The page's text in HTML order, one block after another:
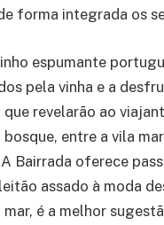
forma integrada os
espumante
pela vinha e a
que revelarão ao
entre a vila
Bairrada oferece
assado à moda
é a melhor